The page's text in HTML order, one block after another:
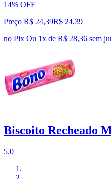
14% OFF
Preço R$ 24,39R$ 24,39
no Pix Ou 1x de R$ 28,36 sem
Biscoito Recheado
5.0